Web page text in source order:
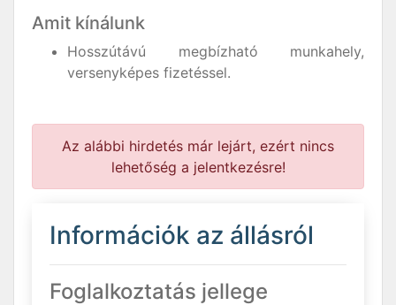
Amit kínálunk
Hosszútávú megbízható munkahely,
versenyképes fizetéssel.
Az alábbi hirdetés már lejárt, ezért nincs
lehetőség a jelentkezésre!
Információk az állásról
Foglalkoztatás jellege